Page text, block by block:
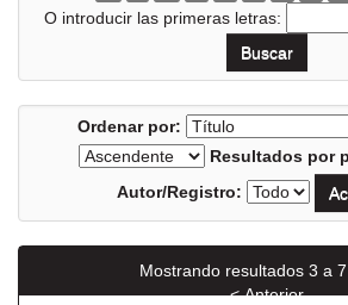
O introducir las primeras letras:
Ordenar por:
Resultados por
Autor/Registro:
Mostrando resultados 3 a
< Anterior